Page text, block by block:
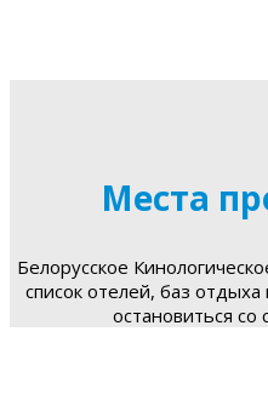
Места
Белорусское
список отелей, баз
остановиться